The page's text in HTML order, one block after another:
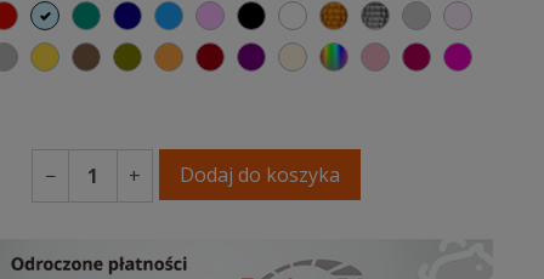
czerwony
błękitnyturkusowy
granatowy
niebieski
różowyczarnybiałyzłotysrebrnyjasnoszary
jasny
zieleń
niebieski
szarymusztardowy
brązowyoliwkowypomarańczowy
bordowyfioletowa purpura
ecru beżowy
wybór koloru
brudny róż
burgund
fuksja
róż
− + Dodaj do koszyka